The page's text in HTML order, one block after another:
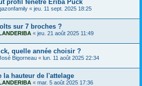
profil fenêtre Eriba Puck
« jeu. 11 sept. 2025 18:25
sur 7 broches ?
« jeu. 21 août 2025 11:49
quelle année choisir ?
Bigorneau « lun. 11 août 2025 22:34
la hauteur de l'attelage
« mar. 5 août 2025 17:36